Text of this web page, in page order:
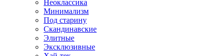
Неоклассика
Минимализм
Под старину
Скандинавские
Элитные
Эксклюзивные